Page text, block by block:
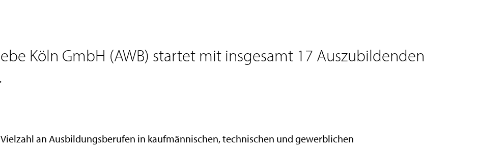
Köln GmbH (AWB) startet mit insgesamt 17 Auszubildenden
an Ausbildungsberufen in kaufmännischen, technischen und gewerblichen